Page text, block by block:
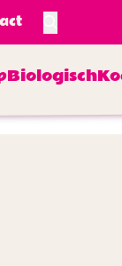
Biologisch